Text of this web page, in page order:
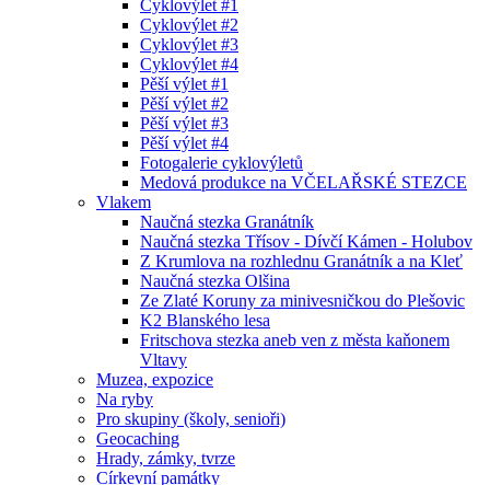
Cyklovýlet #1
Cyklovýlet #2
Cyklovýlet #3
Cyklovýlet #4
Pěší výlet #1
Pěší výlet #2
Pěší výlet #3
Pěší výlet #4
Fotogalerie cyklovýletů
Medová produkce na VČELAŘSKÉ STEZCE
Vlakem
Naučná stezka Granátník
Naučná stezka Třísov - Dívčí Kámen - Holubov
Z Krumlova na rozhlednu Granátník a na Kleť
Naučná stezka Olšina
Ze Zlaté Koruny za minivesničkou do Plešovic
K2 Blanského lesa
Fritschova stezka aneb ven z města kaňonem
Vltavy
Muzea, expozice
Na ryby
Pro skupiny (školy, senioři)
Geocaching
Hrady, zámky, tvrze
Církevní památky